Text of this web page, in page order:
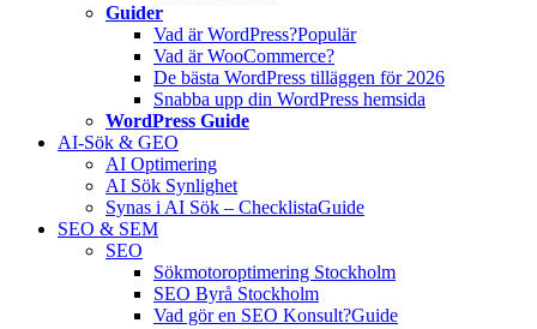
Guider
Vad är WordPress?Populär
Vad är WooCommerce?
De bästa WordPress tilläggen för 2026
Snabba upp din WordPress hemsida
WordPress Guide
AI-Sök & GEO
AI Optimering
AI Sök Synlighet
Synas i AI Sök – ChecklistaGuide
SEO & SEM
SEO
Sökmotoroptimering Stockholm
SEO Byrå Stockholm
Vad gör en SEO Konsult?Guide